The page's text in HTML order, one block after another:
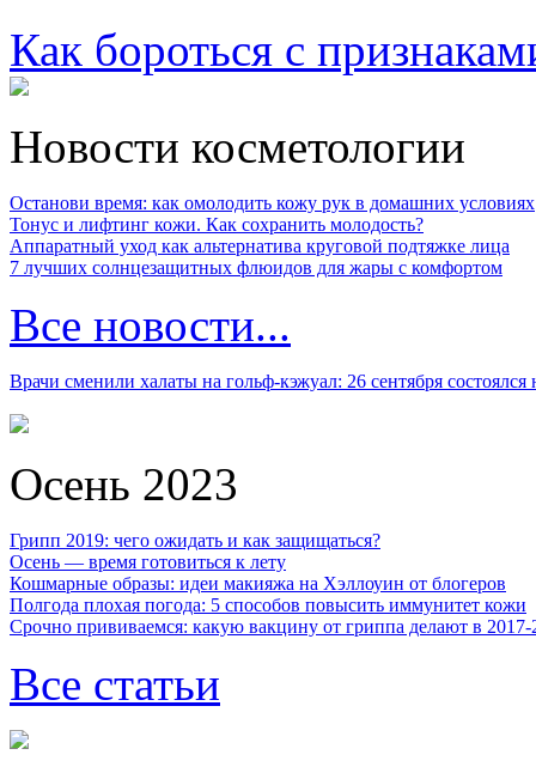
Как бороться с
Новости косметологии
Останови время: как омолодить кожу рук в домашних условиях
Тонус и лифтинг кожи. Как сохранить молодость?
Аппаратный уход как альтернатива круговой подтяжке лица
7 лучших солнцезащитных флюидов для жары с комфортом
Все новости...
Врачи сменили халаты на гольф-кэжуал: 26 сентября
Осень 2023
Грипп 2019: чего ожидать и как защищаться?
Осень — время готовиться к лету
Кошмарные образы: идеи макияжа на Хэллоуин от блогеров
Полгода плохая погода: 5 способов повысить иммунитет кожи
Срочно прививаемся: какую вакцину от гриппа делают в 2017-
Все статьи